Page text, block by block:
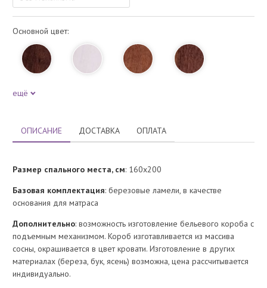
Основной цвет:
ещё
ОПИСАНИЕ ДОСТАВКА ОПЛАТА
Размер спального места, см: 160х200
Базовая комплектация: березовые ламели, в качестве
основания для матраса
Дополнительно: возможность изготовление бельевого короба с
подъемным механизмом. Короб изготавливается из массива
сосны, окрашивается в цвет кровати. Изготовление в других
материалах (береза, бук, ясень) возможна, цена рассчитывается
индивидуально.